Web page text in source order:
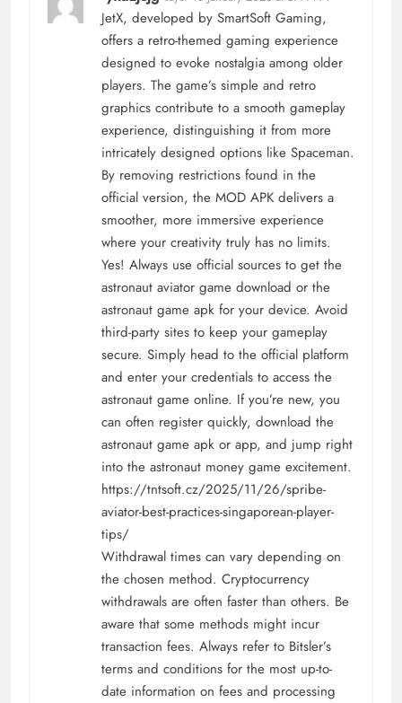
JetX, developed by SmartSoft Gaming,
offers a retro-themed gaming experience
designed to evoke nostalgia among older
players. The game’s simple and retro
graphics contribute to a smooth gameplay
experience, distinguishing it from more
intricately designed options like Spaceman.
By removing restrictions found in the
official version, the MOD APK delivers a
smoother, more immersive experience
where your creativity truly has no limits.
Yes! Always use official sources to get the
astronaut aviator game download or the
astronaut game apk for your device. Avoid
third-party sites to keep your gameplay
secure. Simply head to the official platform
and enter your credentials to access the
astronaut game online. If you’re new, you
can often register quickly, download the
astronaut game apk or app, and jump right
into the astronaut money game excitement.
https://tntsoft.cz/2025/11/26/spribe-
aviator-best-practices-singaporean-player-
tips/
Withdrawal times can vary depending on
the chosen method. Cryptocurrency
withdrawals are often faster than others. Be
aware that some methods might incur
transaction fees. Always refer to Bitsler’s
terms and conditions for the most up-to-
date information on fees and processing